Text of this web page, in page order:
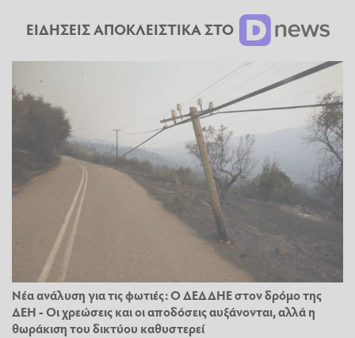
ΕΙΔΗΣΕΙΣ ΑΠΟΚΛΕΙΣΤΙΚΑ ΣΤΟ
Νέα ανάλυση για τις φωτιές: Ο ΔΕΔΔΗΕ στον δρόμο της
ΔΕΗ - Οι χρεώσεις και οι αποδόσεις αυξάνονται, αλλά η
θωράκιση του δικτύου καθυστερεί